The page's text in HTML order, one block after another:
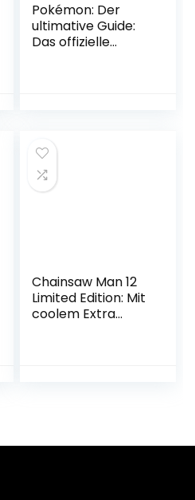
Pokémon: Der
ultimative Guide:
Das offizielle
Chainsaw Man 12
Limited Edition: Mit
coolem Extra